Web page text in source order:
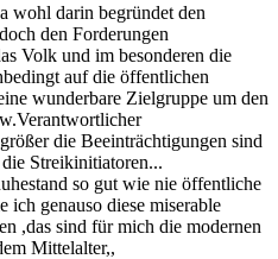
wohl darin begründet den
den Forderungen
Volk und im besonderen die
auf die öffentlichen
wunderbare Zielgruppe um den
die Beeinträchtigungen sind
Streikinitiatoren...
so gut wie nie öffentliche
ich genauso diese miserable
,das sind für mich die modernen
Mittelalter,,